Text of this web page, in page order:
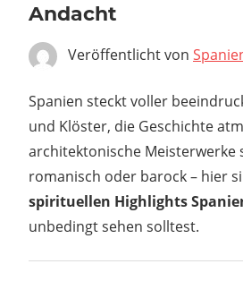
Andacht
Veröffentlicht von
Spanien steckt voller
und Klöster, die Geschichte
architektonische Meisterwerke
romanisch oder barock – hier
spirituellen Highlights
unbedingt sehen solltest.